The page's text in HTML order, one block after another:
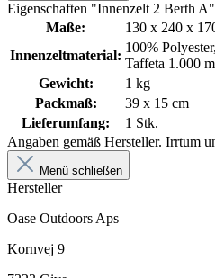
Eigenschaften "Innenzelt 2 Berth A"
Maße:
130 x 240 x
Innenzeltmaterial:
100%
Taffeta 1.000
Gewicht:
1 kg
Packmaß:
39 x 15 cm
Lieferumfang:
1 Stk.
Angaben gemäß Hersteller. Irrtum
Menü schließen
Hersteller
Oase Outdoors Aps
Kornvej 9